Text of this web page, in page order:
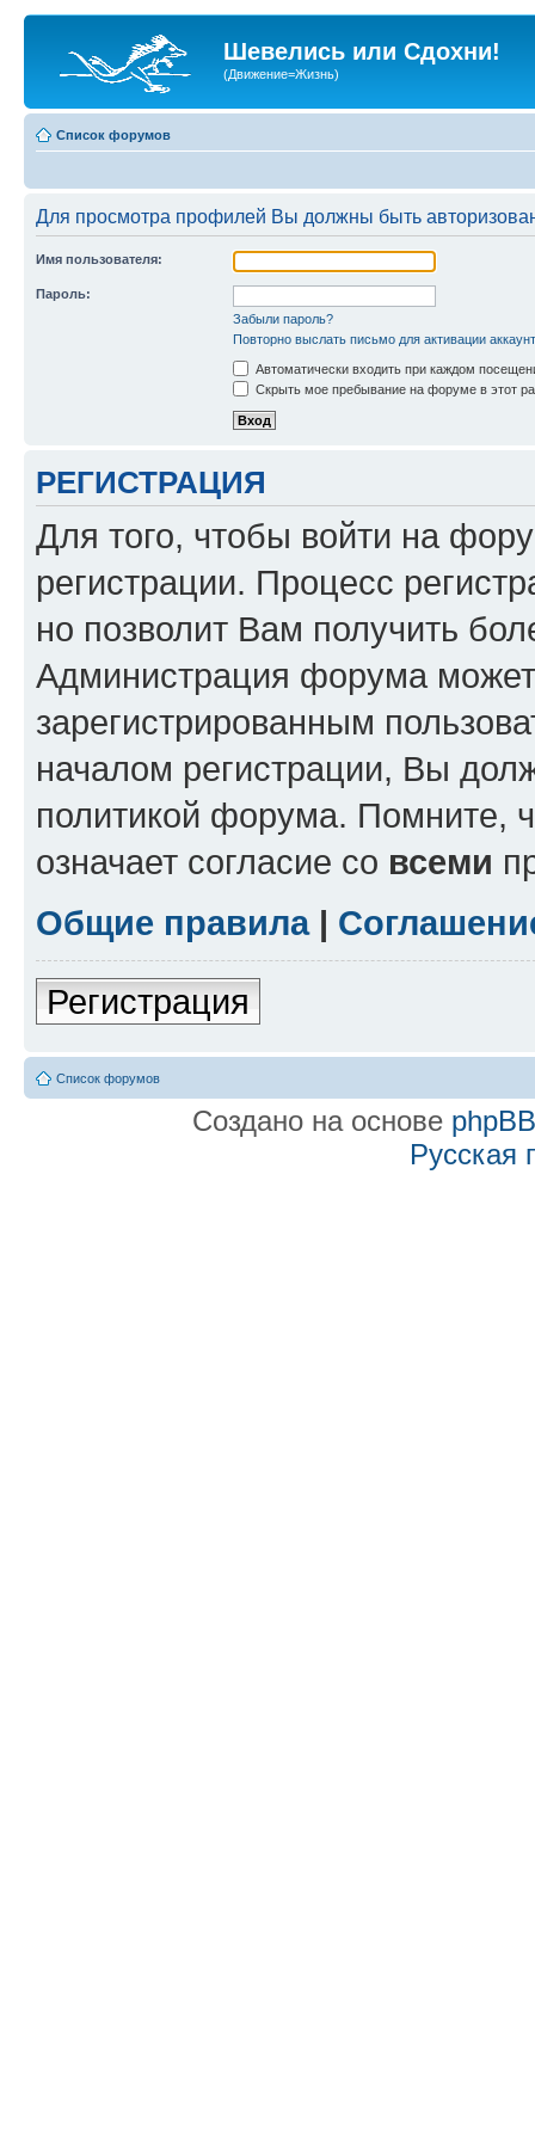
Шевелись или Сдохни!
(Движение=Жизнь)
Список форумов
Для просмотра профилей Вы должны быть
Имя пользователя:
Пароль:
Забыли пароль?
Повторно выслать письмо для активации
Автоматически входить при каждом
Скрыть мое пребывание на форуме в этот
РЕГИСТРАЦИЯ
Для того, чтобы войти на
регистрации. Процесс
но позволит Вам получить
Администрация форума может
зарегистрированным
началом регистрации, Вы
политикой форума. Помните,
означает согласие со всеми
Общие правила|
Регистрация
Список форумов
Создано на основе phpBB
Русская